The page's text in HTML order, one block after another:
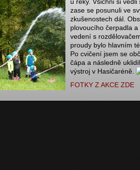
zase se posunuli ve
zkušenostech dál.
plovoucího čerpadla
vedení s
proudy bylo hlavním
Po cvičení jsem se
čápa a následně
výstroj v Hasičaréně.
FOTKY Z AKCE ZDE